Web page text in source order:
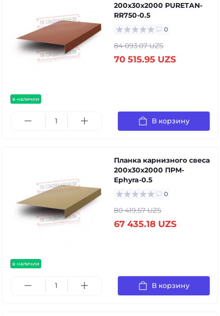
в наличии
200х30х2000 PURETAN-
RR750-0.5
0
84 093.07 UZS
70 515.95 UZS
В корзину
в наличии
Планка карнизного свеса
200х30х2000 ПРМ-
Ephyra-0.5
0
80 419.57 UZS
67 435.18 UZS
В корзину